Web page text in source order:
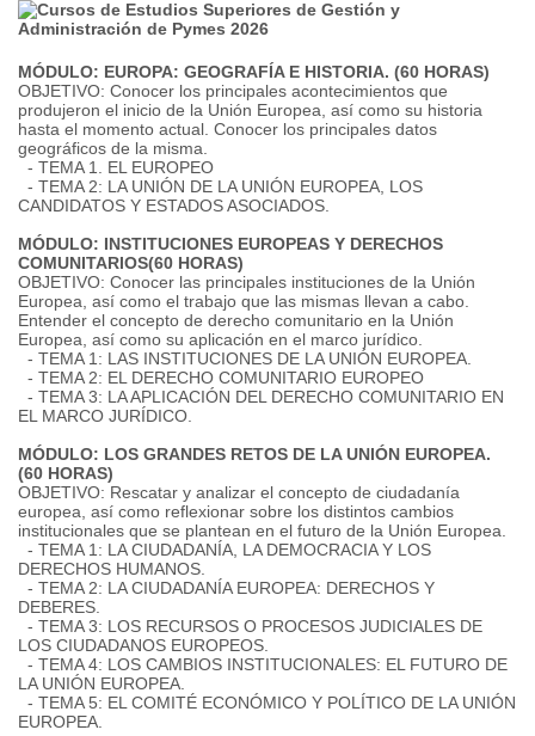
MÓDULO: EUROPA: GEOGRAFÍA E HISTORIA. (60 HORAS)
OBJETIVO: Conocer los principales acontecimientos que
produjeron el inicio de la Unión Europea, así como su historia
hasta el momento actual. Conocer los principales datos
geográficos de la misma.
- TEMA 1. EL EUROPEO
- TEMA 2: LA UNIÓN DE LA UNIÓN EUROPEA, LOS
CANDIDATOS Y ESTADOS ASOCIADOS.
MÓDULO: INSTITUCIONES EUROPEAS Y DERECHOS
COMUNITARIOS(60 HORAS)
OBJETIVO: Conocer las principales instituciones de la Unión
Europea, así como el trabajo que las mismas llevan a cabo.
Entender el concepto de derecho comunitario en la Unión
Europea, así como su aplicación en el marco jurídico.
- TEMA 1: LAS INSTITUCIONES DE LA UNIÓN EUROPEA.
- TEMA 2: EL DERECHO COMUNITARIO EUROPEO
- TEMA 3: LA APLICACIÓN DEL DERECHO COMUNITARIO EN
EL MARCO JURÍDICO.
MÓDULO: LOS GRANDES RETOS DE LA UNIÓN EUROPEA.
(60 HORAS)
OBJETIVO: Rescatar y analizar el concepto de ciudadanía
europea, así como reflexionar sobre los distintos cambios
institucionales que se plantean en el futuro de la Unión Europea.
- TEMA 1: LA CIUDADANÍA, LA DEMOCRACIA Y LOS
DERECHOS HUMANOS.
- TEMA 2: LA CIUDADANÍA EUROPEA: DERECHOS Y
DEBERES.
- TEMA 3: LOS RECURSOS O PROCESOS JUDICIALES DE
LOS CIUDADANOS EUROPEOS.
- TEMA 4: LOS CAMBIOS INSTITUCIONALES: EL FUTURO DE
LA UNIÓN EUROPEA.
- TEMA 5: EL COMITÉ ECONÓMICO Y POLÍTICO DE LA UNIÓN
EUROPEA.